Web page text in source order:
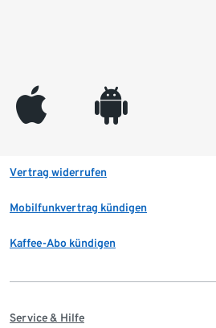
appleinc android
Vertrag widerrufen
Mobilfunkvertrag kündigen
Kaffee-Abo kündigen
Service & Hilfe